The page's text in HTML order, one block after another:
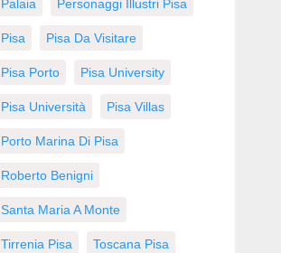
Palaia Personaggi Illustri Pisa
Pisa Pisa Da Visitare
Pisa Porto Pisa University
Pisa Università Pisa Villas
Porto Marina Di Pisa
Roberto Benigni
Santa Maria A Monte
Tirrenia Pisa Toscana Pisa